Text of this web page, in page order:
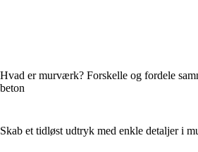
Hvad er murværk? Forskelle og fordele
beton
Skab et tidløst udtryk med enkle detaljer i